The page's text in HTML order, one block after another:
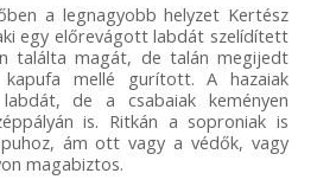
a legnagyobb helyzet Kertész
egy előrevágott labdát szelídített
találta magát, de talán megijedt
mellé gurított. A hazaiak
de a csabaiak keményen
is. Ritkán a soproniak is
ám ott vagy a védők, vagy
magabiztos.